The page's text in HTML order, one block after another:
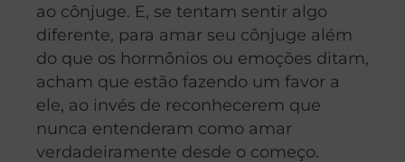
ao cônjuge. E, se tentam sentir algo
diferente, para amar seu cônjuge além
do que os hormônios ou emoções ditam,
acham que estão fazendo um favor a
ele, ao invés de reconhecerem que
nunca entenderam como amar
verdadeiramente desde o começo.